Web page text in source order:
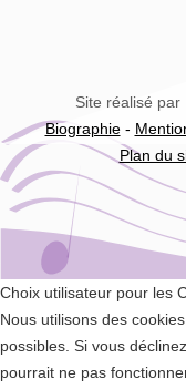
Site réalisé
Biographie-
Plan du
Choix utilisateur pour les
Nous utilisons des
possibles. Si vous
pourrait ne pas